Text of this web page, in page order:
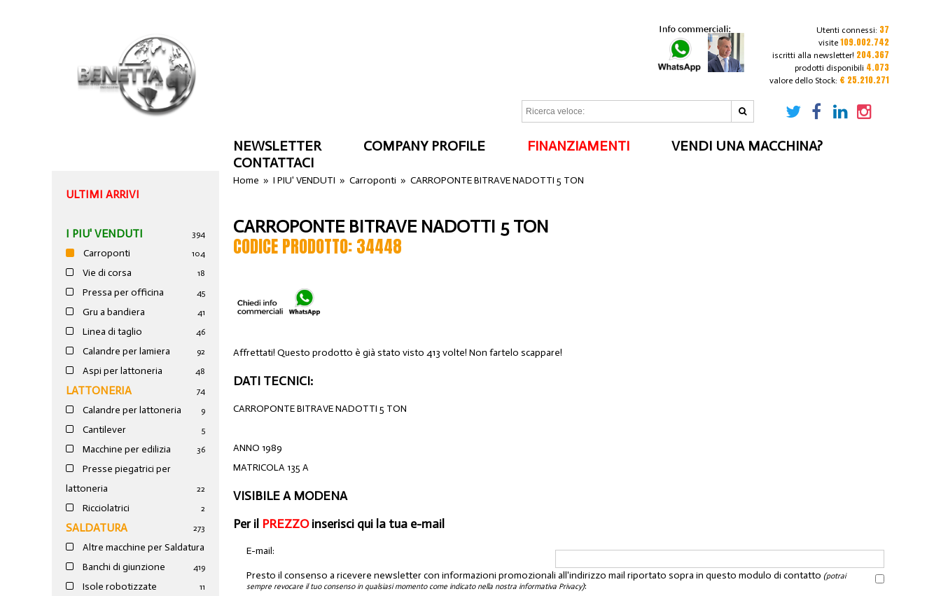
Utenti connessi: 37
visite 109.002.742
iscritti alla newsletter! 204.367
prodotti disponibili 4.073
valore dello Stock: € 25.210.271
NEWSLETTER COMPANY PROFILE FINANZIAMENTI
VENDI UNA MACCHINA?
CONTATTACI
ULTIMI ARRIVI
I PIU' VENDUTI 394
Carroponti 104
Vie di corsa 18
Pressa per officina 45
Gru a bandiera 41
Linea di taglio 46
Calandre per lamiera 92
Aspi per lattoneria 48
LATTONERIA 74
Calandre per lattoneria 9
Cantilever 5
Macchine per edilizia 36
Presse piegatrici per
lattoneria
22
Ricciolatrici 2
SALDATURA 273
Altre macchine per Saldatura
19
Banchi di giunzione 4
Isole robotizzate 11
Home »I PIU' VENDUTI »Carroponti »CARROPONTE BITRAVE NADOTTI 5 TON
CARROPONTE BITRAVE NADOTTI 5 TON
CODICE PRODOTTO: 34448
Affrettati! Questo prodotto è già stato visto 413 volte! Non fartelo scappare!
DATI TECNICI:
CARROPONTE BITRAVE NADOTTI 5 TON
ANNO 1989
MATRICOLA 135 A
VISIBILE A MODENA
Per il PREZZOinserisci qui la tua e-mail
E-mail:
Presto il consenso a ricevere newsletter con informazioni promozionali all'indirizzo mail riportato sopra in questo modulo di contatto (potrai
sempre revocare il tuo consenso in qualsiasi momento come indicato nella nostra informativa Privacy):